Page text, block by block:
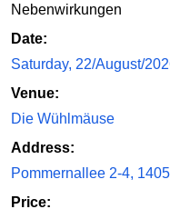
Nebenwirkungen
Date:
Saturday, 22/August/
Venue:
Die Wühlmäuse
Address:
Pommernallee 2-4,
Price: